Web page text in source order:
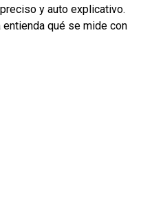
y auto explicativo.
entienda qué se mide con